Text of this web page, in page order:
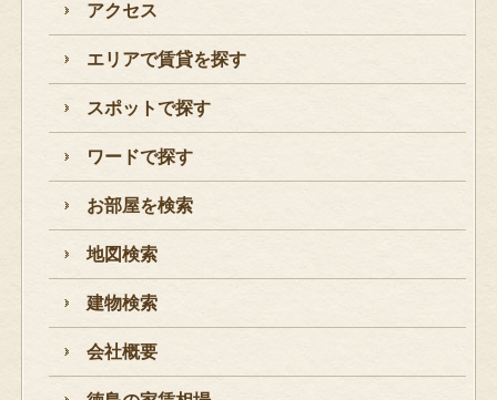
アクセス
エリアで賃貸を探す
スポットで探す
ワードで探す
お部屋を検索
地図検索
建物検索
会社概要